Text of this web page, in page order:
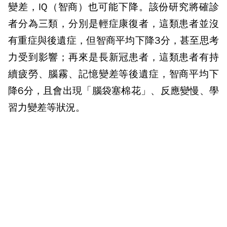
變差，IQ（智商）也可能下降。該份研究將確診
者分為三類，分別是輕症康復者，這類患者並沒
有重症與後遺症，但智商平均下降3分，甚至思考
力受到影響；再來是長新冠患者，這類患者有持
續疲勞、腦霧、記憶變差等後遺症，智商平均下
降6分，且會出現「腦袋塞棉花」、反應變慢、學
習力變差等狀況。